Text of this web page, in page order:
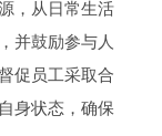
，从日常生活
并鼓励参与人
促员工采取合
身状态，确保